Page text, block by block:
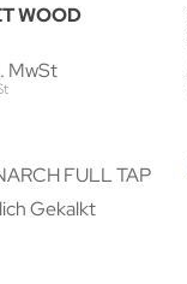
WOOD
MwSt